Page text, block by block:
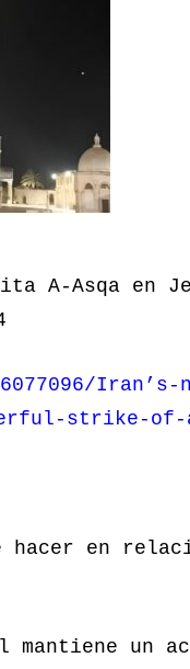
A-Asqa en
Iran’s-
strike-of-
en
un